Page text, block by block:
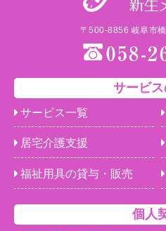
〒500-8856 岐阜市
サービ
サービス一覧
居宅介護支援
福祉用具の貸与・販売
個人